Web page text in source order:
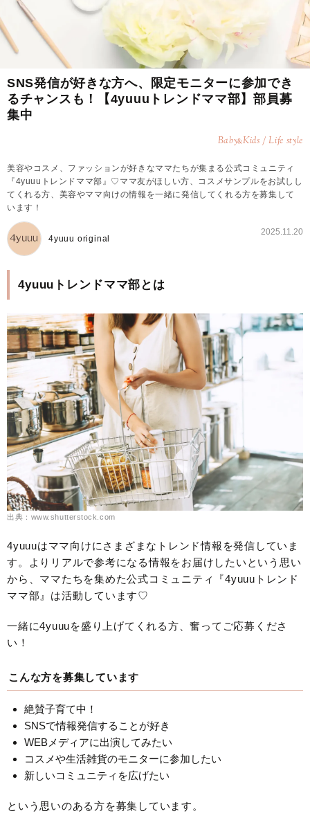
SNS発信が好きな方へ、限定モニターに参加でき
るチャンスも！【4yuuuトレンドママ部】部員募
集中
Baby&Kids / Life style
美容やコスメ、ファッションが好きなママたちが集まる公式コミュニティ
『4yuuuトレンドママ部』♡ママ友がほしい方、コスメサンプルをお試しし
てくれる方、美容やママ向けの情報を一緒に発信してくれる方を募集して
います！
4yuuu original
2025.11.20
4yuuuトレンドママ部とは
出典：www.shutterstock.com
4yuuuはママ向けにさまざまなトレンド情報を発信していま
す。よりリアルで参考になる情報をお届けしたいという思い
から、ママたちを集めた公式コミュニティ『4yuuuトレンド
ママ部』は活動しています♡
一緒に4yuuuを盛り上げてくれる方、奮ってご応募くださ
い！
こんな方を募集しています
絶賛子育て中！
SNSで情報発信することが好き
WEBメディアに出演してみたい
コスメや生活雑貨のモニターに参加したい
新しいコミュニティを広げたい
という思いのある方を募集しています。